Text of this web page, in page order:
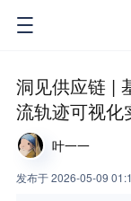
洞见供应链 |
流轨迹可视化
叶一一
发布于2026-05-09